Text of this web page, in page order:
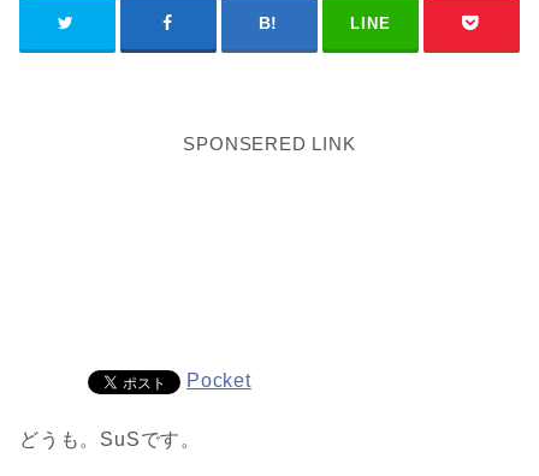
LINE
SPONSERED LINK
Pocket
どうも。SuSです。